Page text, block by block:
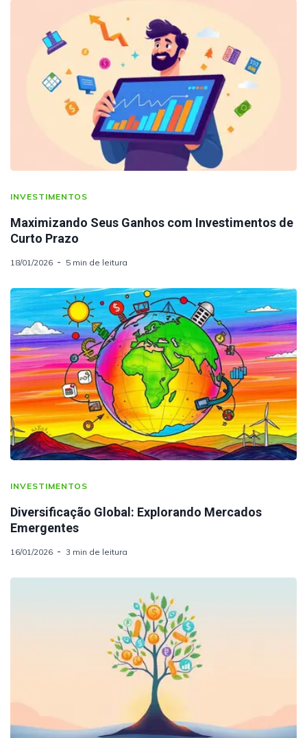
INVESTIMENTOS
Maximizando Seus Ganhos com Investimentos de
Curto Prazo
18/01/2026 5 min de leitura
INVESTIMENTOS
Diversificação Global: Explorando Mercados
Emergentes
16/01/2026 3 min de leitura